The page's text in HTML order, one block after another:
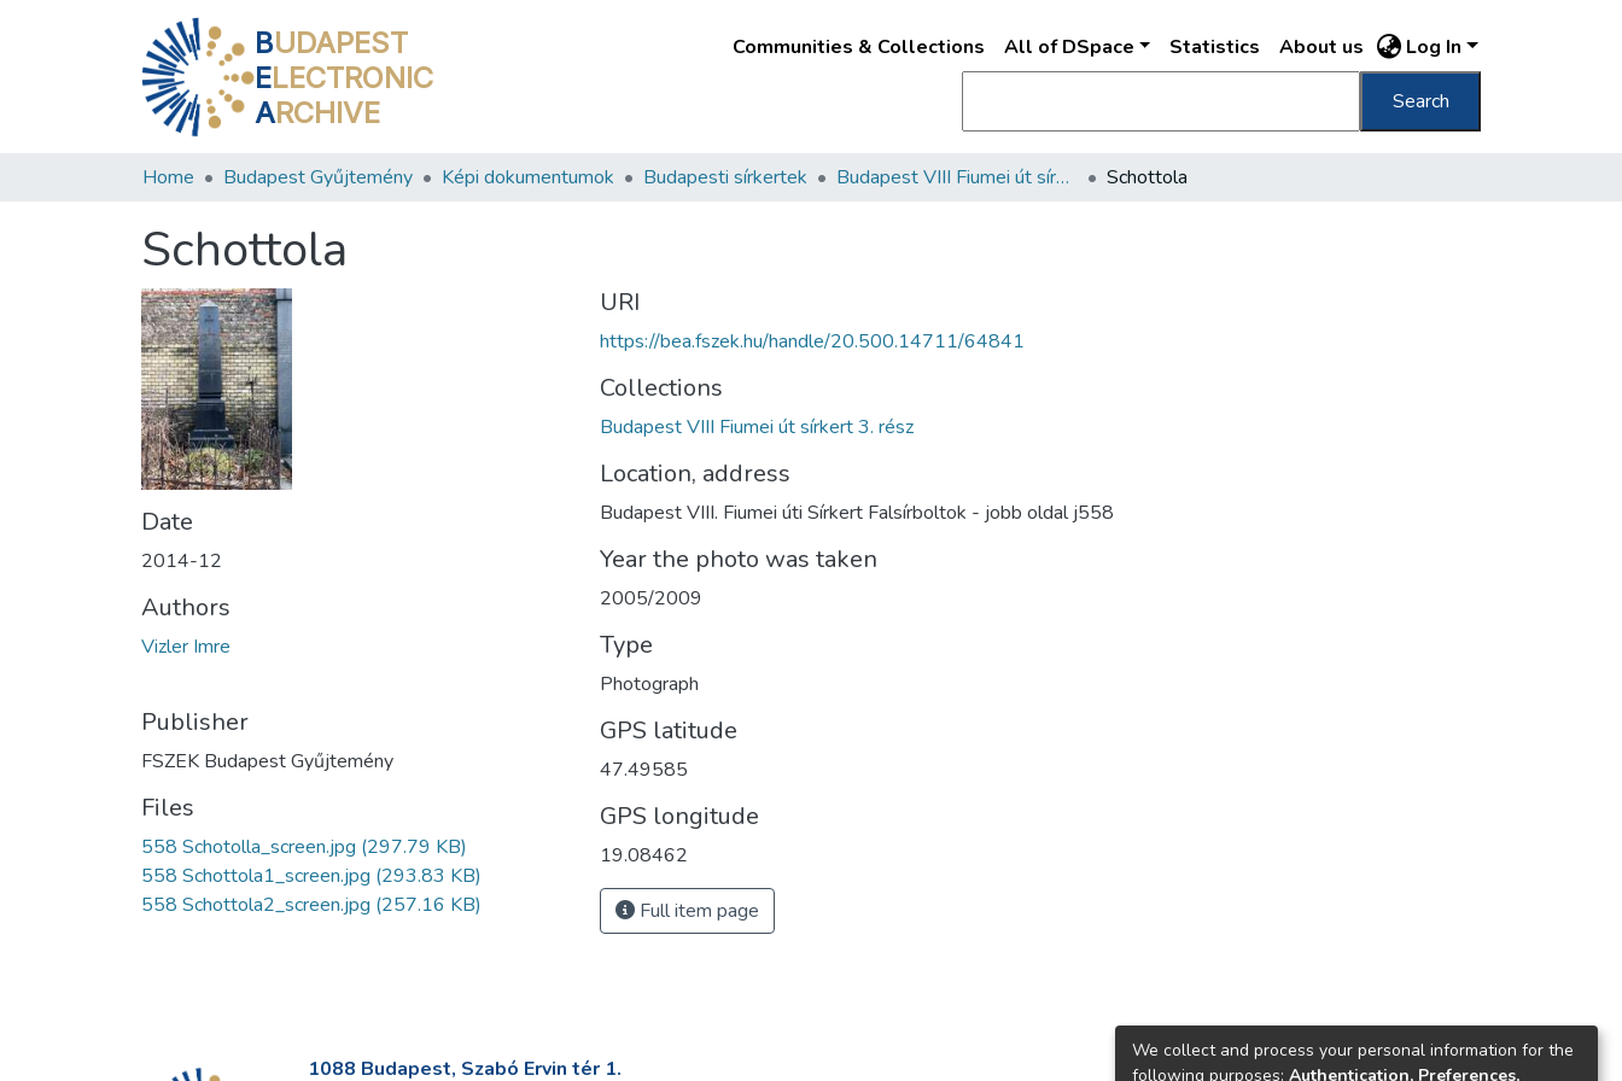
BUDAPEST
ELECTRONIC
ARCHIVE
Communities & Collections All of DSpace Statistics About us Log In
Search
Home Budapest Gyűjtemény Képi dokumentumok Budapesti sírkertek Budapest VIII Fiumei út sírkert 3. rész Schottola
Schottola
Date
2014-12
Authors
Vizler Imre
Publisher
FSZEK Budapest Gyűjtemény
Files
558 Schotolla_screen.jpg (297.79 KB)
558 Schottola1_screen.jpg (293.83 KB)
558 Schottola2_screen.jpg (257.16 KB)
URI
https://bea.fszek.hu/handle/20.500.14711/64841
Collections
Budapest VIII Fiumei út sírkert 3. rész
Location, address
Budapest VIII. Fiumei úti Sírkert Falsírboltok - jobb oldal j558
Year the photo was taken
2005/2009
Type
Photograph
GPS latitude
47.49585
GPS longitude
19.08462
Full item page
1088 Budapest, Szabó Ervin tér 1.
We collect and process your personal information for the
following purposes: Authentication, Preferences,